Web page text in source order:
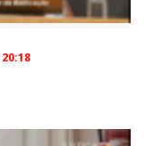
20:18